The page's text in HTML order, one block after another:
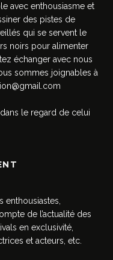
avec enthousiasme et
des pistes de
qui se servent le
noirs pour alimenter
échanger avec nous
sommes joignables à
dans le regard de celui
enthousiastes,
de l’actualité des
en exclusivité,
et acteurs, etc.